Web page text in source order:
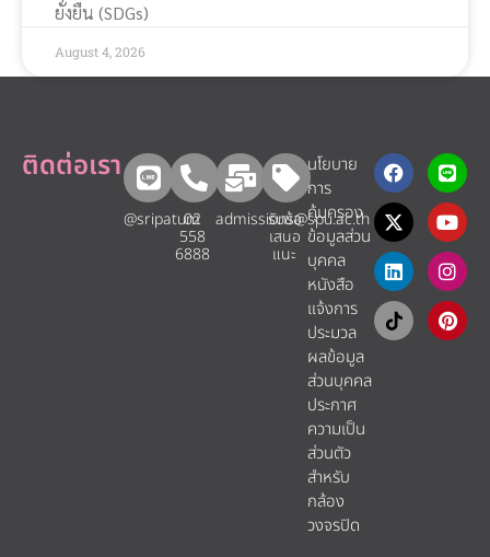
ยั่งยืน (SDGs)
August 4, 2026
ติดต่อเรา
@sripatum
02
558
6888
admissions@spu.ac.th
รับข้อ
เสนอ
แนะ​
นโยบาย
การ
คุ้มครอง
ข้อมูลส่วน
บุคคล
หนังสือ
แจ้งการ
ประมวล
ผลข้อมูล
ส่วนบุคคล
ประกาศ
ความเป็น
ส่วนตัว
สำหรับ
กล้อง
วงจรปิด